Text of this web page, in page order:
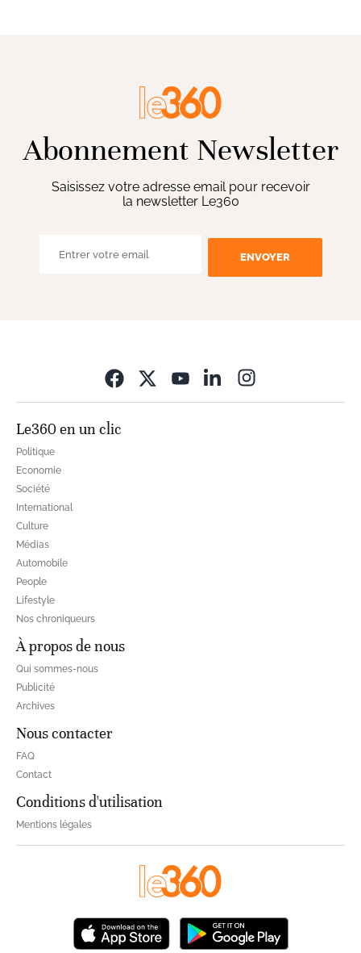
Abonnement Newsletter
Saisissez votre adresse email pour recevoir
la newsletter Le360
ENVOYER
Le360 en un clic
Politique
Economie
Société
International
Culture
Médias
Automobile
People
Lifestyle
Nos chroniqueurs
À propos de nous
Qui sommes-nous
Publicité
Archives
Nous contacter
FAQ
Contact
Conditions d'utilisation
Mentions légales